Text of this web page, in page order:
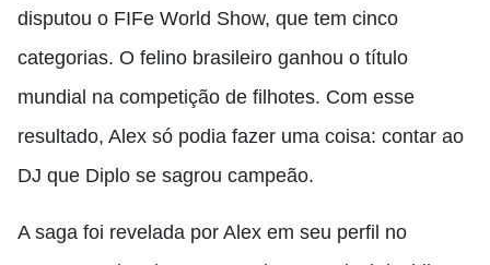
disputou o FIFe World Show, que tem cinco
categorias. O felino brasileiro ganhou o título
mundial na competição de filhotes. Com esse
resultado, Alex só podia fazer uma coisa: contar ao
DJ que Diplo se sagrou campeão.
A saga foi revelada por Alex em seu perfil no